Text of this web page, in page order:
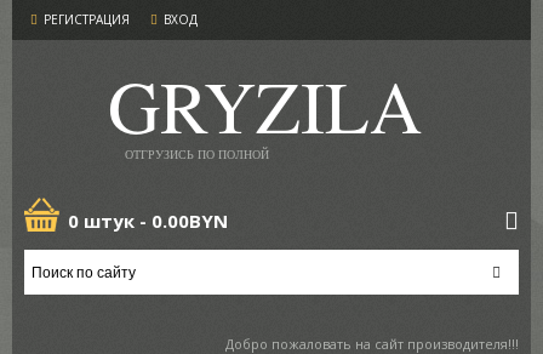
РЕГИСТРАЦИЯ ВХОД
GRYZILA
ОТГРУЗИСЬ ПО ПОЛНОЙ
0 штук - 0.00BYN
Добро пожаловать на сайт производителя!!!